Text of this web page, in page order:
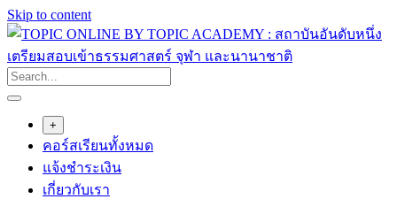
Skip to content
+
คอร์สเรียนทั้งหมด
แจ้งชำระเงิน
เกี่ยวกับเรา